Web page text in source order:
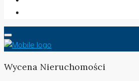
Wycena Nieruchomości